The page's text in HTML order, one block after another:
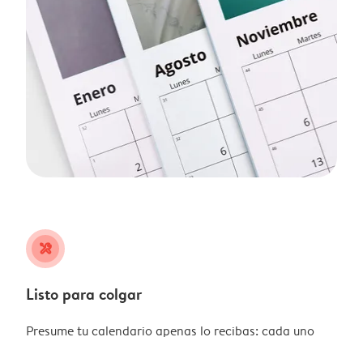
tools
Listo para colgar
Presume tu calendario apenas lo recibas: cada uno